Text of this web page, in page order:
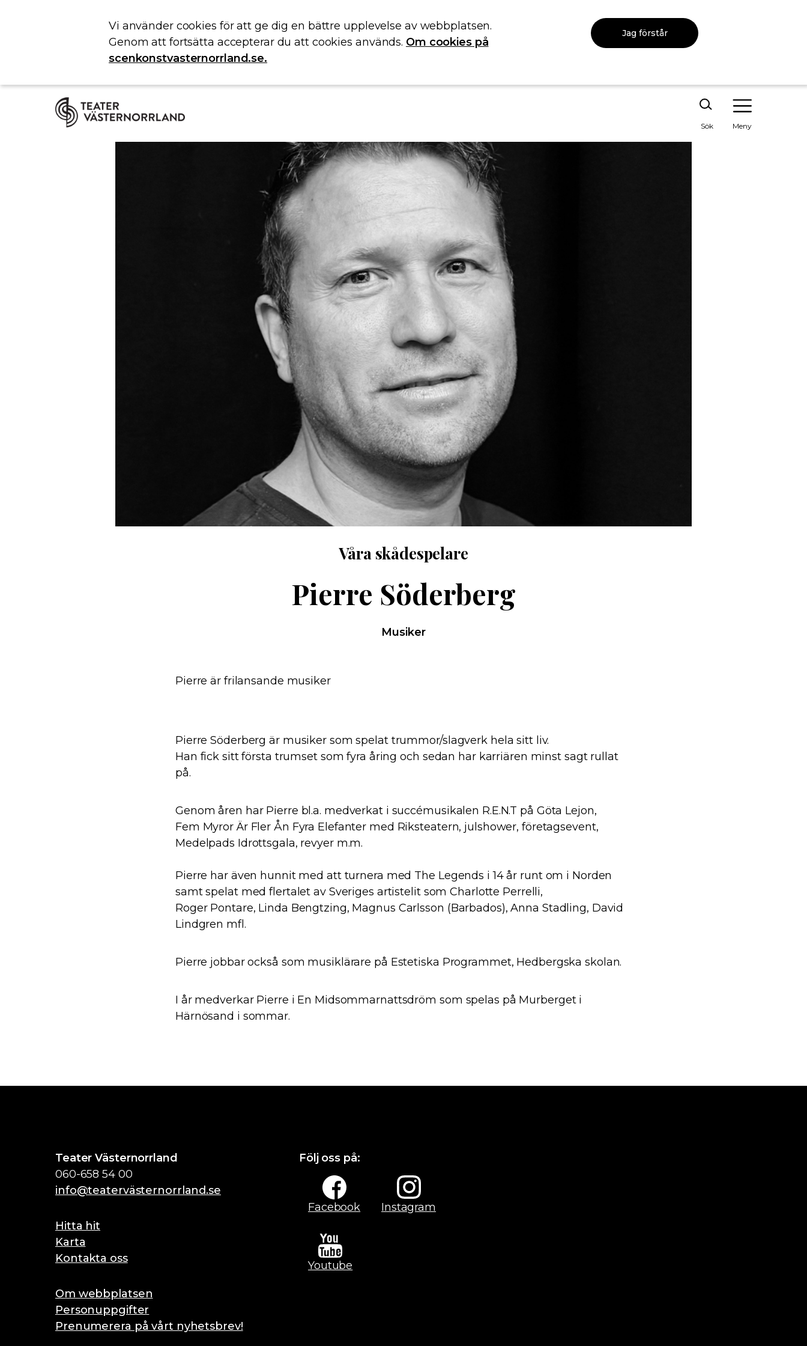
Vi använder cookies för att ge dig en bättre upplevelse av webbplatsen.
Genom att fortsätta accepterar du att cookies används. Om cookies på
scenkonstvasternorrland.se.
Jag förstår
Sök Meny
Våra skådespelare
Pierre Söderberg
Musiker
Pierre är frilansande musiker
Pierre Söderberg är musiker som spelat trummor/slagverk hela sitt liv.
Han fick sitt första trumset som fyra åring och sedan har karriären minst sagt rullat
på.
Genom åren har Pierre bl.a. medverkat i succémusikalen R.E.N.T på Göta Lejon,
Fem Myror Är Fler Ån Fyra Elefanter med Riksteatern, julshower, företagsevent,
Medelpads Idrottsgala, revyer m.m.
Pierre har även hunnit med att turnera med The Legends i 14 år runt om i Norden
samt spelat med flertalet av Sveriges artistelit som Charlotte Perrelli,
Roger Pontare, Linda Bengtzing, Magnus Carlsson (Barbados), Anna Stadling, David
Lindgren mfl.
Pierre jobbar också som musiklärare på Estetiska Programmet, Hedbergska skolan.
I år medverkar Pierre i En Midsommarnattsdröm som spelas på Murberget i
Härnösand i sommar.
Teater Västernorrland
060-658 54 00
info@teatervästernorrland.se
Hitta hit
Karta
Kontakta oss
Om webbplatsen
Personuppgifter
Prenumerera på vårt nyhetsbrev!
Följ oss på:
Facebook Instagram
Youtube